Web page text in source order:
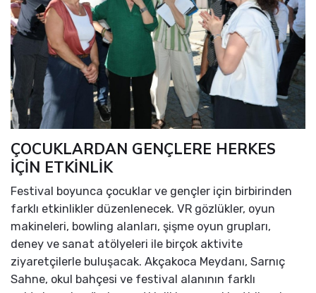
ÇOCUKLARDAN GENÇLERE HERKES
İÇİN ETKİNLİK
Festival boyunca çocuklar ve gençler için birbirinden
farklı etkinlikler düzenlenecek. VR gözlükler, oyun
makineleri, bowling alanları, şişme oyun grupları,
deney ve sanat atölyeleri ile birçok aktivite
ziyaretçilerle buluşacak. Akçakoca Meydanı, Sarnıç
Sahne, okul bahçesi ve festival alanının farklı